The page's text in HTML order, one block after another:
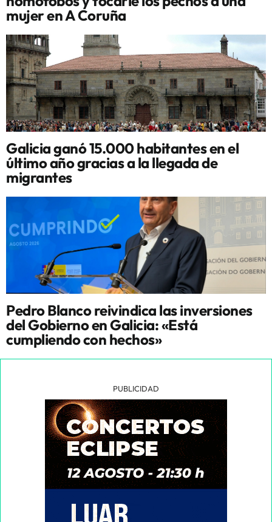
mujer en A Coruña
Galicia ganó 15.000 habitantes en el
último año gracias a la llegada de
migrantes
Pedro Blanco reivindica las inversiones
del Gobierno en Galicia: «Está
cumpliendo con hechos»
PUBLICIDAD